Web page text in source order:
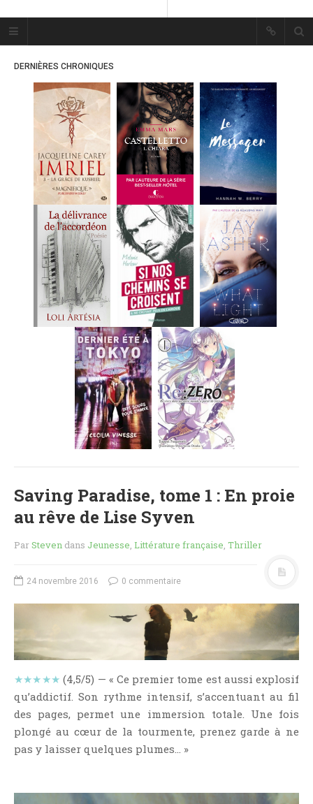
Plume Bleue
« Les mots sont les passants
« Les mots sont les passants
mystérieux de l’âme. »
ACCUEIL
LES PLUMES
MES FUTURES
LECTURES
MES CRITIQUES
MES ARTICLES
MARION
MES FUTURES
LECTURES
MES CRITIQUES
MES ARTICLES
MES FUTURES
LECTURES
MES CRITIQUES
STEVEN
MES FUTURES
MES CRITIQUES
NOS COUPS DE ♥
NOS VIDÉOS
RENDEZ-VOUS LIVRESQUES
SWAPS & CHALLENGES
LES TAGS
QUI SOMMES-NOUS ?
CONCOURS
LIENS
DERNIÈRES CHRONIQUES
Saving Paradise, tome 1 : En proie
au rêve de Lise Syven
ParSteven dans Jeunesse, Littérature française, Thriller
24 novembre 2016 0 commentaire
★★★★★ (4,5/5) — « Ce premier tome est aussi explosif
qu’addictif. Son rythme intensif, s’accentuant au fil
des pages, permet une immersion totale. Une fois
plongé au cœur de la tourmente, prenez garde à ne
pas y laisser quelques plumes… »